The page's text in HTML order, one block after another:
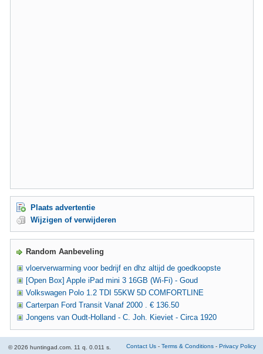
Plaats advertentie
Wijzigen of verwijderen
Random Aanbeveling
vloerverwarming voor bedrijf en dhz altijd de goedkoopste
[Open Box] Apple iPad mini 3 16GB (Wi-Fi) - Goud
Volkswagen Polo 1.2 TDI 55KW 5D COMFORTLINE
Carterpan Ford Transit Vanaf 2000 . € 136.50
Jongens van Oudt-Holland - C. Joh. Kieviet - Circa 1920
© 2026 huntingad.com. 11 q. 0.011 s. Contact Us - Terms & Conditions - Privacy Policy